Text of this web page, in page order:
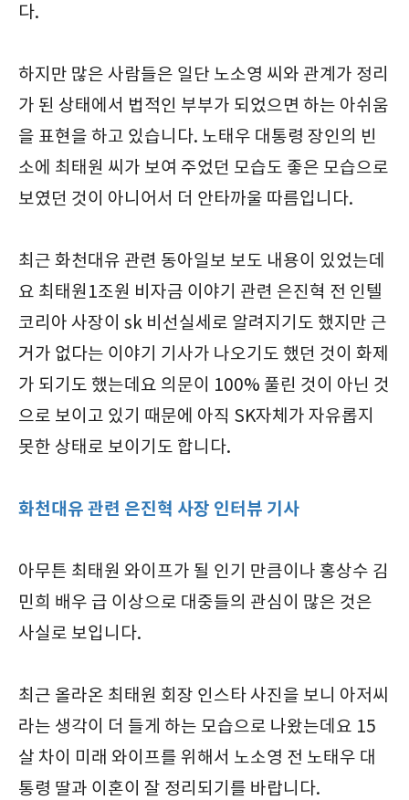
다.
하지만 많은 사람들은 일단 노소영 씨와 관계가 정리
가 된 상태에서 법적인 부부가 되었으면 하는 아쉬움
을 표현을 하고 있습니다. 노태우 대통령 장인의 빈
소에 최태원 씨가 보여 주었던 모습도 좋은 모습으로
보였던 것이 아니어서 더 안타까울 따름입니다.
최근 화천대유 관련 동아일보 보도 내용이 있었는데
요 최태원1조원 비자금 이야기 관련 은진혁 전 인텔
코리아 사장이 sk 비선실세로 알려지기도 했지만 근
거가 없다는 이야기 기사가 나오기도 했던 것이 화제
가 되기도 했는데요 의문이 100% 풀린 것이 아닌 것
으로 보이고 있기 때문에 아직 SK자체가 자유롭지
못한 상태로 보이기도 합니다.
화천대유 관련 은진혁 사장 인터뷰 기사
아무튼 최태원 와이프가 될 인기 만큼이나 홍상수 김
민희 배우 급 이상으로 대중들의 관심이 많은 것은
사실로 보입니다.
최근 올라온 최태원 회장 인스타 사진을 보니 아저씨
라는 생각이 더 들게 하는 모습으로 나왔는데요 15
살 차이 미래 와이프를 위해서 노소영 전 노태우 대
통령 딸과 이혼이 잘 정리되기를 바랍니다.